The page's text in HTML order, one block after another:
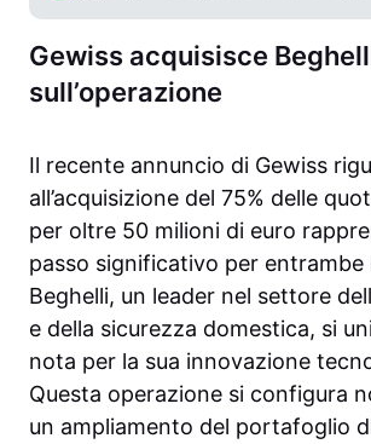
Gewiss acquisisce
sull’operazione
Il recente annuncio di Gewiss
all’acquisizione del 75% delle
per oltre 50 milioni di euro
passo significativo per entrambe
Beghelli, un leader nel settore
e della sicurezza domestica, si
nota per la sua innovazione
Questa operazione si configura
un ampliamento del portafoglio